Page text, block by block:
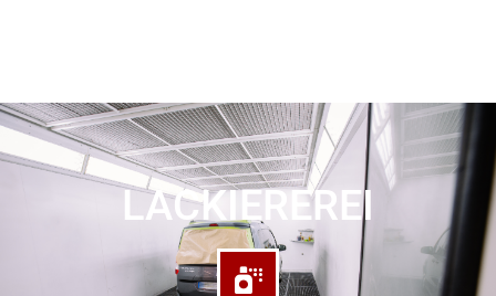
LACKIEREREI